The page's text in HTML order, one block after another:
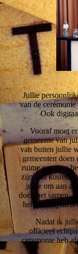
Jullie
van de
Ook
Vooraf moet
gemeente van
van buiten jullie
gemeenten
ruime ervaring
zijn wel kosten
jullie om aan
doen het samen.
hebben wij niets
Nadat ik
officieel
ceremonie heb